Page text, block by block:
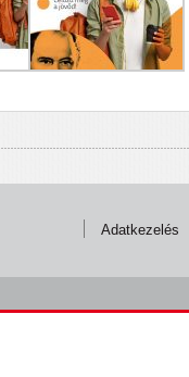
Adatkezelés